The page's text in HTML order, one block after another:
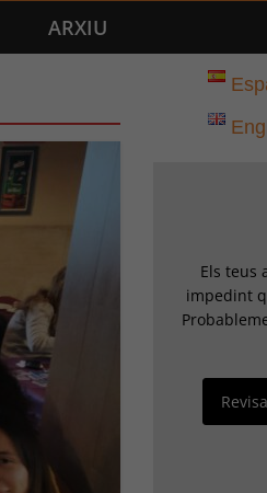
ARXIU
Els teus
impedint